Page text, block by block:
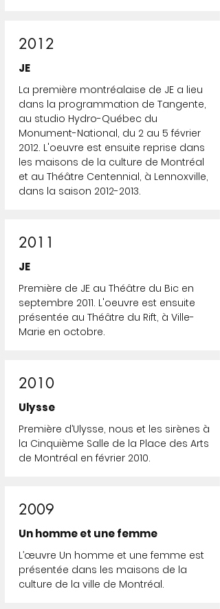
2012
JE
La première montréalaise de JE a lieu
dans la programmation de Tangente,
au studio Hydro-Québec du
Monument-National, du 2 au 5 février
2012. L'oeuvre est ensuite reprise dans
les maisons de la culture de Montréal
et au Théâtre Centennial, à Lennoxville,
dans la saison 2012-2013.
2011
JE
Première de JE au Théâtre du Bic en
septembre 2011. L'oeuvre est ensuite
présentée au Théâtre du Rift, à Ville-
Marie en octobre.
2010
Ulysse
Première d’Ulysse, nous et les sirènes à
la Cinquième Salle de la Place des Arts
de Montréal en février 2010.
2009
Un homme et une femme
L’œuvre Un homme et une femme est
présentée dans les maisons de la
culture de la ville de Montréal.